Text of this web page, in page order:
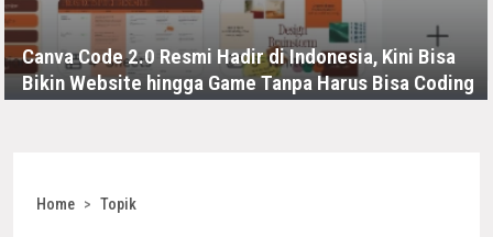
Canva Code 2.0 Resmi Hadir di Indonesia, Kini Bisa
Bikin Website hingga Game Tanpa Harus Bisa Coding
Home > Topik